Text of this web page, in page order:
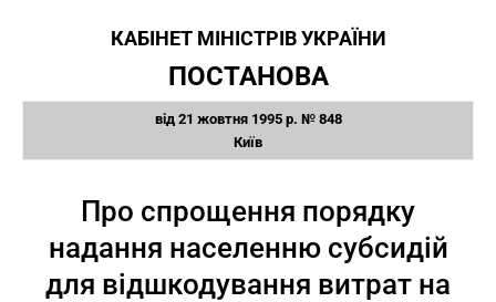
КАБІНЕТ МІНІСТРІВ УКРАЇНИ
ПОСТАНОВА
від 21 жовтня 1995 р. № 848
Київ
Про спрощення порядку
надання населенню субсидій
для відшкодування витрат на